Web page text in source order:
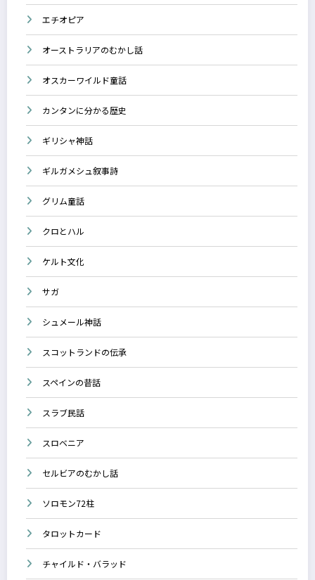
エチオピア
オーストラリアのむかし話
オスカーワイルド童話
カンタンに分かる歴史
ギリシャ神話
ギルガメシュ叙事詩
グリム童話
クロとハル
ケルト文化
サガ
シュメール神話
スコットランドの伝承
スペインの昔話
スラブ民話
スロベニア
セルビアのむかし話
ソロモン72柱
タロットカード
チャイルド・バラッド